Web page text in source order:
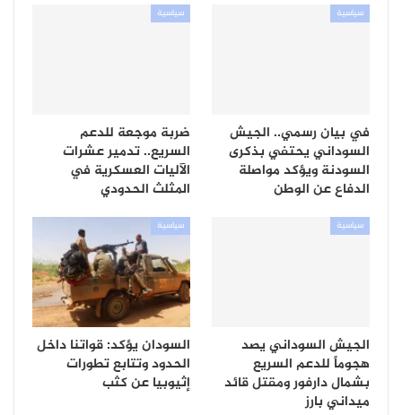
سياسية
في بيان رسمي.. الجيش
السوداني يحتفي بذكرى
السودنة ويؤكد مواصلة
الدفاع عن الوطن
سياسية
ضربة موجعة للدعم
السريع.. تدمير عشرات
الآليات العسكرية في
المثلث الحدودي
سياسية
الجيش السوداني يصد
هجوماً للدعم السريع
بشمال دارفور ومقتل قائد
ميداني بارز
سياسية
السودان يؤكد: قواتنا داخل
الحدود وتتابع تطورات
إثيوبيا عن كثب